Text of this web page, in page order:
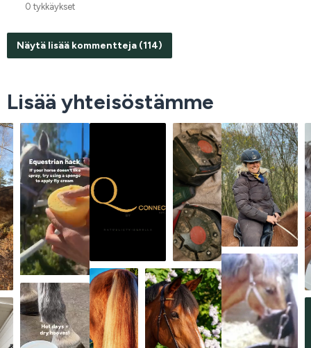
0 tykkäykset
Näytä lisää kommentteja (114)
Lisää yhteisöstämme